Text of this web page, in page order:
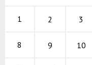
1 2 3
8 9 10